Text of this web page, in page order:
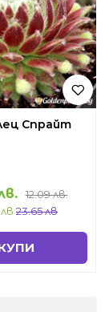
Спрайт
12.09 лв.
23.65 лв